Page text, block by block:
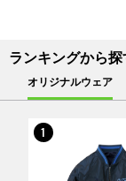
ランキングから
オリジナルウェア
1